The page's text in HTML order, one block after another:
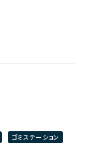
ゴミステーション